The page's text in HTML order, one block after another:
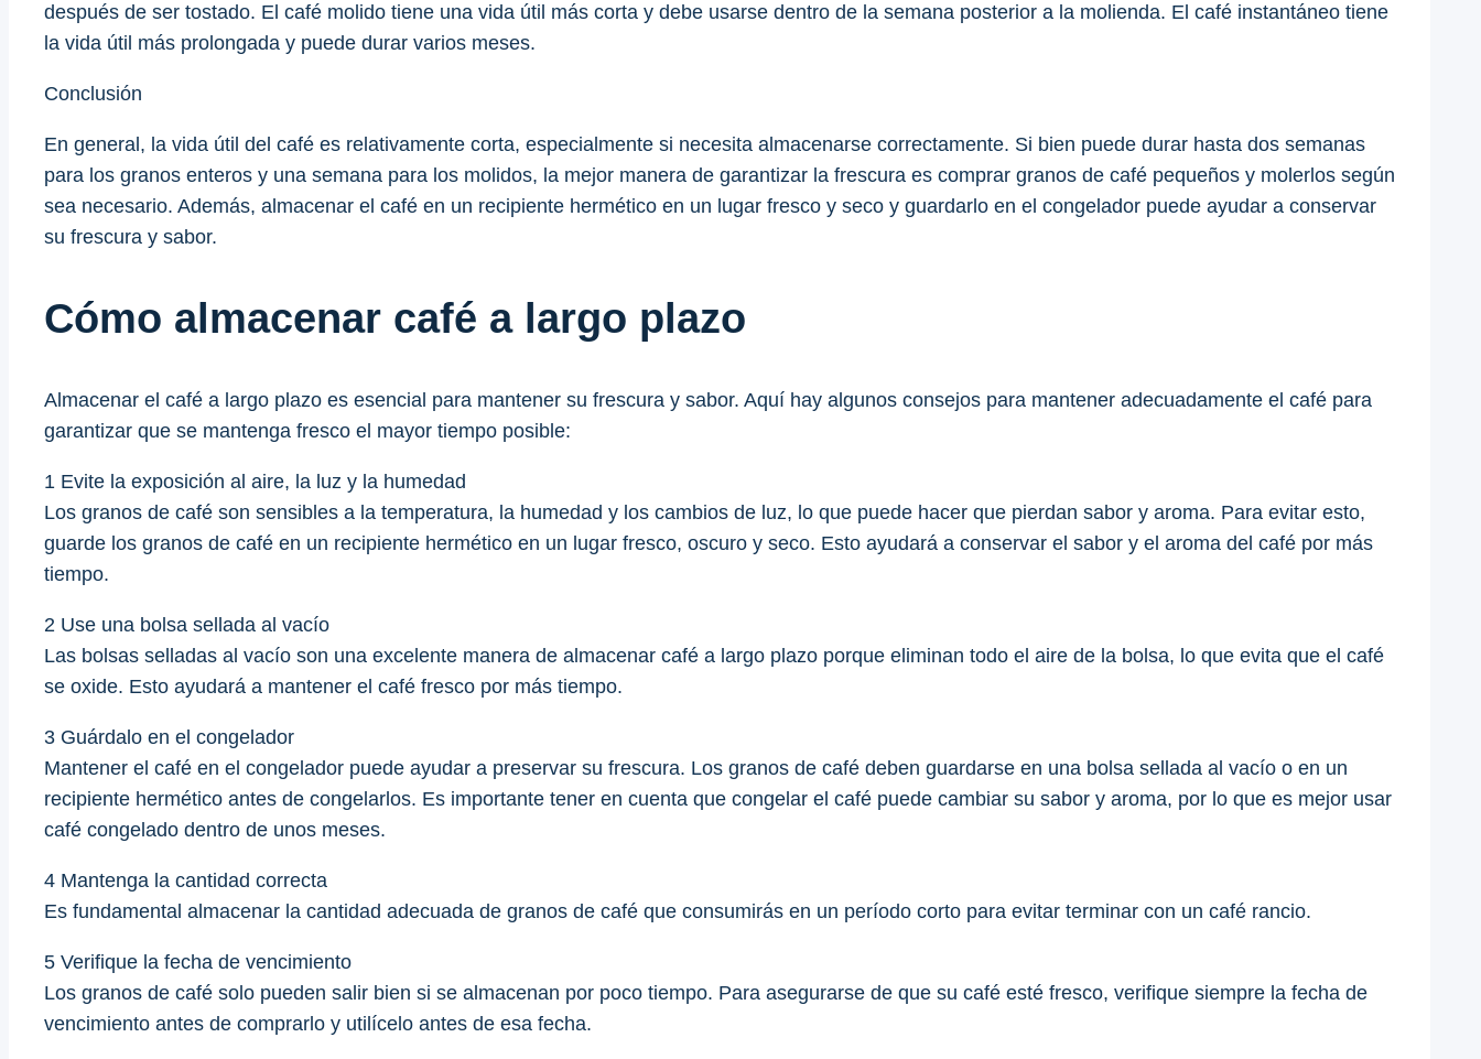
después de ser tostado. El café molido tiene una vida útil más corta y debe usarse dentro de la semana posterior a la molienda. El café instantáneo tiene
la vida útil más prolongada y puede durar varios meses.
Conclusión
En general, la vida útil del café es relativamente corta, especialmente si necesita almacenarse correctamente. Si bien puede durar hasta dos semanas
para los granos enteros y una semana para los molidos, la mejor manera de garantizar la frescura es comprar granos de café pequeños y molerlos según
sea necesario. Además, almacenar el café en un recipiente hermético en un lugar fresco y seco y guardarlo en el congelador puede ayudar a conservar
su frescura y sabor.
Cómo almacenar café a largo plazo
Almacenar el café a largo plazo es esencial para mantener su frescura y sabor. Aquí hay algunos consejos para mantener adecuadamente el café para
garantizar que se mantenga fresco el mayor tiempo posible:
1 Evite la exposición al aire, la luz y la humedad
Los granos de café son sensibles a la temperatura, la humedad y los cambios de luz, lo que puede hacer que pierdan sabor y aroma. Para evitar esto,
guarde los granos de café en un recipiente hermético en un lugar fresco, oscuro y seco. Esto ayudará a conservar el sabor y el aroma del café por más
tiempo.
2 Use una bolsa sellada al vacío
Las bolsas selladas al vacío son una excelente manera de almacenar café a largo plazo porque eliminan todo el aire de la bolsa, lo que evita que el café
se oxide. Esto ayudará a mantener el café fresco por más tiempo.
3 Guárdalo en el congelador
Mantener el café en el congelador puede ayudar a preservar su frescura. Los granos de café deben guardarse en una bolsa sellada al vacío o en un
recipiente hermético antes de congelarlos. Es importante tener en cuenta que congelar el café puede cambiar su sabor y aroma, por lo que es mejor usar
café congelado dentro de unos meses.
4 Mantenga la cantidad correcta
Es fundamental almacenar la cantidad adecuada de granos de café que consumirás en un período corto para evitar terminar con un café rancio.
5 Verifique la fecha de vencimiento
Los granos de café solo pueden salir bien si se almacenan por poco tiempo. Para asegurarse de que su café esté fresco, verifique siempre la fecha de
vencimiento antes de comprarlo y utilícelo antes de esa fecha.